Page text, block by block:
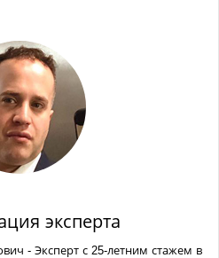
эксперта
- Эксперт с 25-летним стажем в